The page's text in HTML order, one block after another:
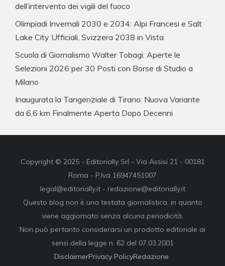
dell’intervento dei vigili del fuoco
Olimpiadi Invernali 2030 e 2034: Alpi Francesi e Salt
Lake City Ufficiali, Svizzera 2038 in Vista
Scuola di Giornalismo Walter Tobagi: Aperte le
Selezioni 2026 per 30 Posti con Borse di Studio a
Milano
Inaugurata la Tangenziale di Tirano: Nuova Variante
da 6,6 km Finalmente Aperta Dopo Decenni
Copyright © 2025 - Editorially Srl - Via Assisi 21 - 00181
Roma - P.Iva 16947451007
legal@editorially.it - redazione@editorially.it
Questo blog non è una testata giornalistica, in quanto
viene aggiornato senza alcuna periodicità.
Non può pertanto considerarsi un prodotto editoriale ai
sensi della legge n. 62 del 07.03.2001
DisclaimerPrivacy PolicyRedazione